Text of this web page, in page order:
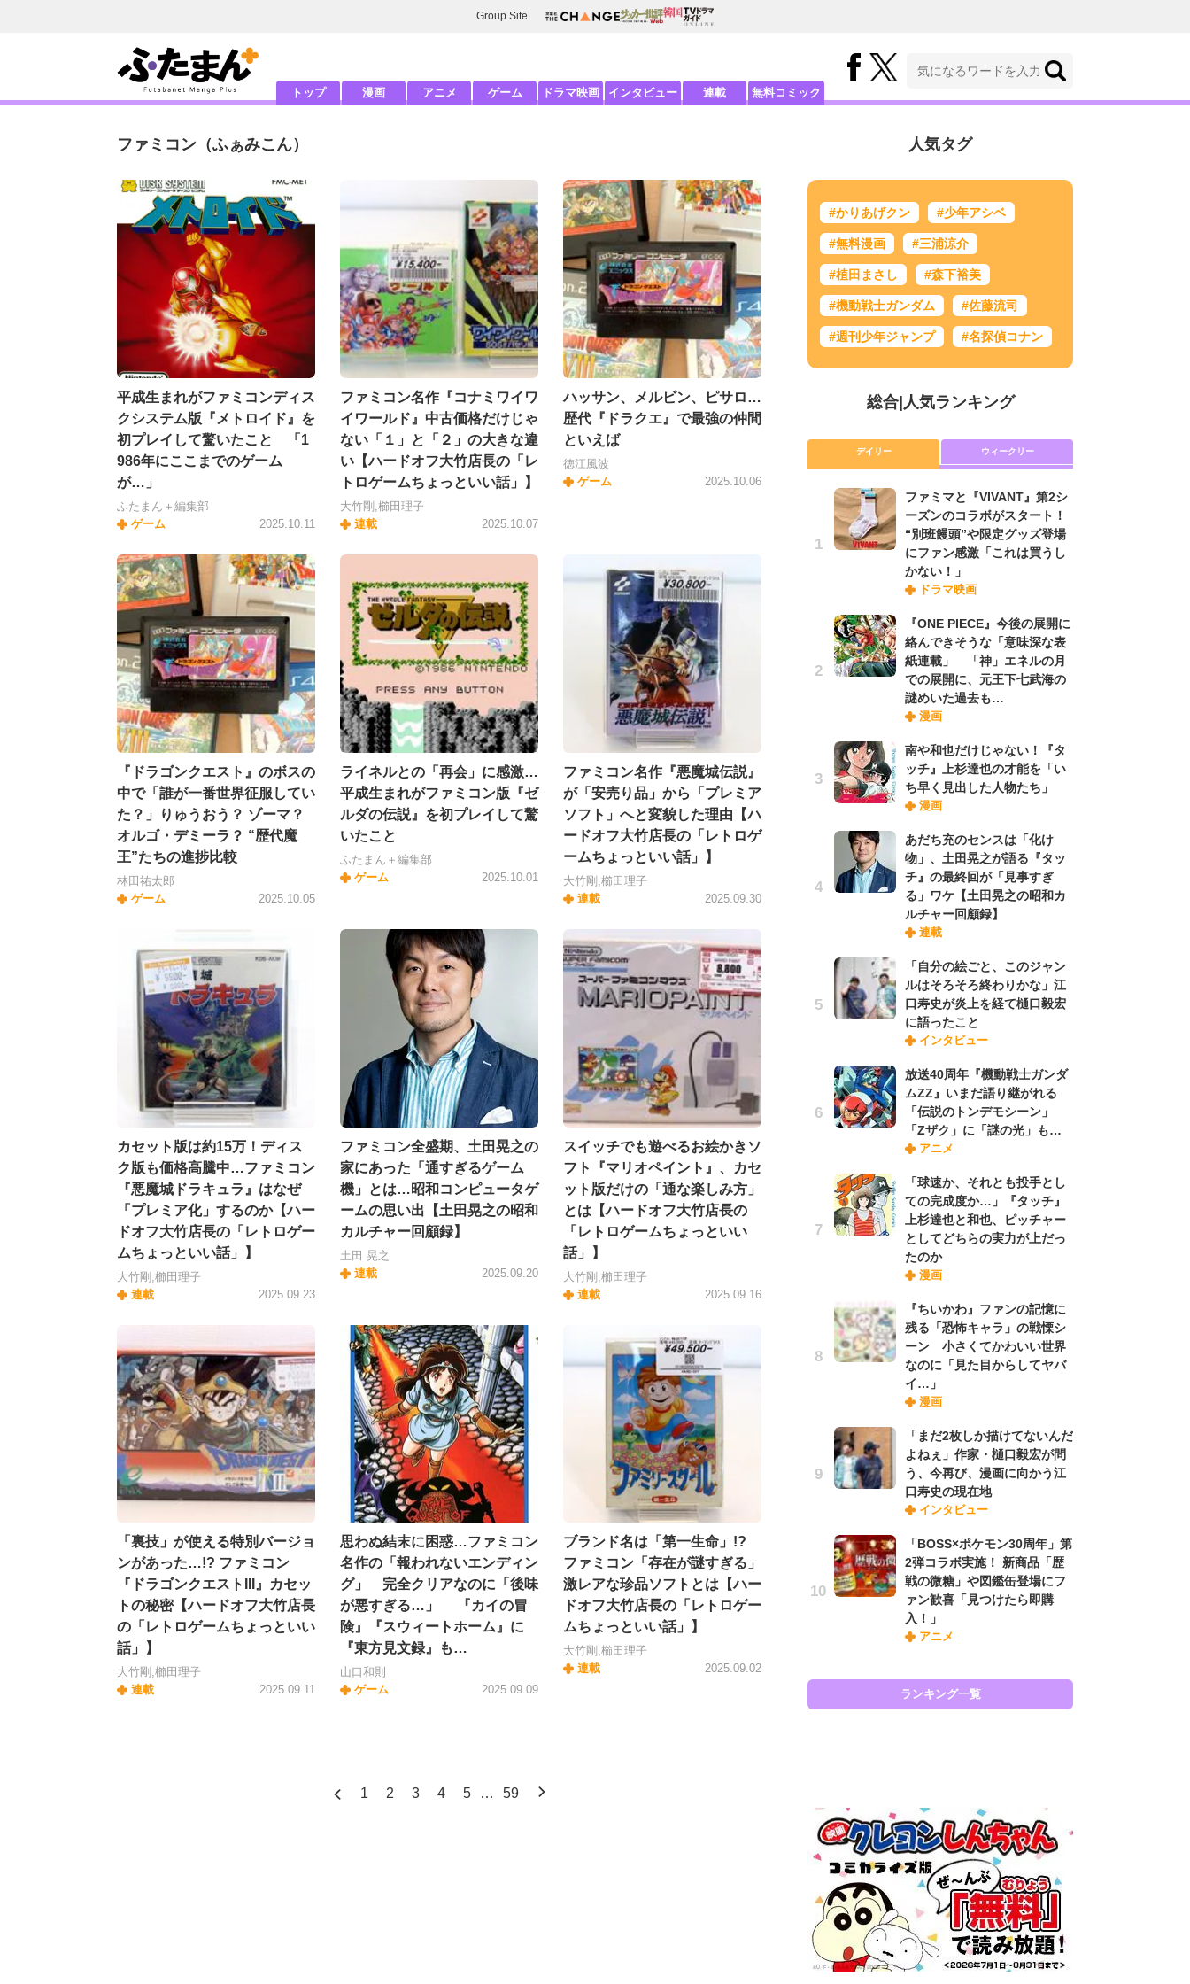
Group Site
トップ 漫画 アニメ ゲーム ドラマ映画 インタビュー 連載 無料コミック
ファミコン （ふぁみこん）
平成生まれがファミコンディス
クシステム版『メトロイド』を
初プレイして驚いたこと 「1
986年にここまでのゲーム
が…」
ふたまん＋編集部
ゲーム
2025.10.11
ファミコン名作『コナミワイワ
イワールド』中古価格だけじゃ
ない「１」と「２」の大きな違
い【ハードオフ大竹店長の「レ
トロゲームちょっといい話」】
大竹剛,櫛田理子
連載
2025.10.07
ハッサン、メルビン、ピサロ…
歴代『ドラクエ』で最強の仲間
といえば
徳江風波
ゲーム
2025.10.06
『ドラゴンクエスト』のボスの
中で「誰が一番世界征服してい
た？」りゅうおう？ ゾーマ？
オルゴ・デミーラ？ “歴代魔
王”たちの進捗比較
林田祐太郎
ゲーム
2025.10.05
ライネルとの「再会」に感激…
平成生まれがファミコン版『ゼ
ルダの伝説』を初プレイして驚
いたこと
ふたまん＋編集部
ゲーム
2025.10.01
ファミコン名作『悪魔城伝説』
が「安売り品」から「プレミア
ソフト」へと変貌した理由【ハ
ードオフ大竹店長の「レトロゲ
ームちょっといい話」】
大竹剛,櫛田理子
連載
2025.09.30
カセット版は約15万！ディス
ク版も価格高騰中…ファミコン
『悪魔城ドラキュラ』はなぜ
「プレミア化」するのか【ハー
ドオフ大竹店長の「レトロゲー
ムちょっといい話」】
大竹剛,櫛田理子
連載
2025.09.23
ファミコン全盛期、土田晃之の
家にあった「通すぎるゲーム
機」とは…昭和コンピュータゲ
ームの思い出【土田晃之の昭和
カルチャー回顧録】
土田 晃之
連載
2025.09.20
スイッチでも遊べるお絵かきソ
フト『マリオペイント』、カセ
ット版だけの「通な楽しみ方」
とは【ハードオフ大竹店長の
「レトロゲームちょっといい
話」】
大竹剛,櫛田理子
連載
2025.09.16
「裏技」が使える特別バージョ
ンがあった…!? ファミコン
『ドラゴンクエストIII』カセッ
トの秘密【ハードオフ大竹店長
の「レトロゲームちょっといい
話」】
大竹剛,櫛田理子
連載
2025.09.11
思わぬ結末に困惑…ファミコン
名作の「報われないエンディン
グ」 完全クリアなのに「後味
が悪すぎる…」 『カイの冒
険』『スウィートホーム』に
『東方見文録』も…
山口和則
ゲーム
2025.09.09
ブランド名は「第一生命」!?
ファミコン「存在が謎すぎる」
激レアな珍品ソフトとは【ハー
ドオフ大竹店長の「レトロゲー
ムちょっといい話」】
大竹剛,櫛田理子
連載
2025.09.02
1 2 3 4 5 … 59
人気タグ
#かりあげクン #少年アシベ
#無料漫画 #三浦涼介
#植田まさし #森下裕美
#機動戦士ガンダム #佐藤流司
#週刊少年ジャンプ #名探偵コナン
総合| 人気ランキング
デイリー ウィークリー
ファミマと『VIVANT』第2シ
ーズンのコラボがスタート！
“別班饅頭”や限定グッズ登場
にファン感激「これは買うし
かない！」
ドラマ映画
『ONE PIECE』今後の展開に
絡んできそうな「意味深な表
紙連載」 「神」エネルの月
での展開に、元王下七武海の
謎めいた過去も…
漫画
南や和也だけじゃない！『タ
ッチ』上杉達也の才能を「い
ち早く見出した人物たち」
漫画
あだち充のセンスは「化け
物」、土田晃之が語る『タッ
チ』の最終回が「見事すぎ
る」ワケ【土田晃之の昭和カ
ルチャー回顧録】
連載
「自分の絵ごと、このジャン
ルはそろそろ終わりかな」江
口寿史が炎上を経て樋口毅宏
に語ったこと
インタビュー
放送40周年『機動戦士ガンダ
ムZZ』いまだ語り継がれる
「伝説のトンデモシーン」
「Zザク」に「謎の光」も…
アニメ
「球速か、それとも投手とし
ての完成度か…」『タッチ』
上杉達也と和也、ピッチャー
としてどちらの実力が上だっ
たのか
漫画
『ちいかわ』ファンの記憶に
残る「恐怖キャラ」の戦慄シ
ーン 小さくてかわいい世界
なのに「見た目からしてヤバ
イ…」
漫画
「まだ2枚しか描けてないんだ
よねぇ」作家・樋口毅宏が問
う、今再び、漫画に向かう江
口寿史の現在地
インタビュー
「BOSS×ポケモン30周年」第
2弾コラボ実施！ 新商品「歴
戦の微糖」や図鑑缶登場にフ
ァン歓喜「見つけたら即購
入！」
アニメ
ランキング一覧